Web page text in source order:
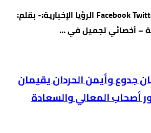
Facebook Twitter Pinterest LinkedIn الرؤيا الإخبارية:- بقلم:
– أخصائي تجميل في …
جدوع وأيمن الحردان يقيمان
أصحاب المعالي والسعادة